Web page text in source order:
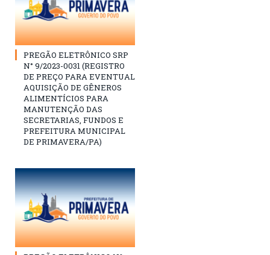
PREGÃO ELETRÔNICO SRP
N° 9/2023-0031 (REGISTRO
DE PREÇO PARA EVENTUAL
AQUISIÇÃO DE GÊNEROS
ALIMENTÍCIOS PARA
MANUTENÇÃO DAS
SECRETARIAS, FUNDOS E
PREFEITURA MUNICIPAL
DE PRIMAVERA/PA)